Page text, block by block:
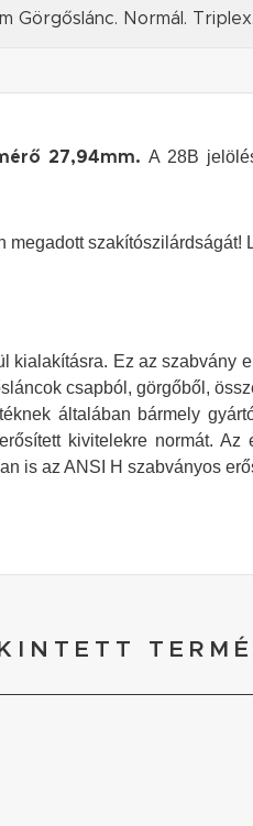
Görgőslánc. Normál. Triplex.
27,94mm. A 28B
Ez az szabvány
csapból, görgőből,
általában bármely
kivitelekre normát.
is az ANSI H szabványos